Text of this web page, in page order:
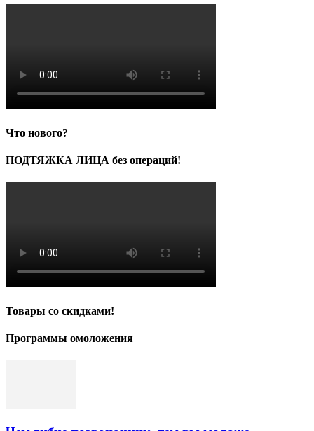
Что нового?
ПОДТЯЖКА ЛИЦА без операций!
Товары со скидками!
Программы омоложения